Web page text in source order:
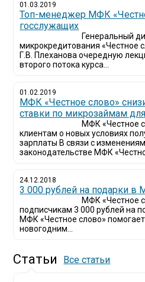
01.03.2019
Топ-менеджер МФК
госслужащих
Генеральный
микрокредитования «Честное
Г.В. Плеханова очередную
второго потока курса...
01.02.2019
МФК «Честное слово»
ставки по микрозаймам
МФК «Честное
клиентам о новых условиях
зарплаты В связи с
законодательстве МФК
24.12.2018
3 000 рублей на подарки в
МФК «Честное
подписчикам 3 000 рублей на
МФК «Честное слово»
новогодним...
Статьи Все статьи